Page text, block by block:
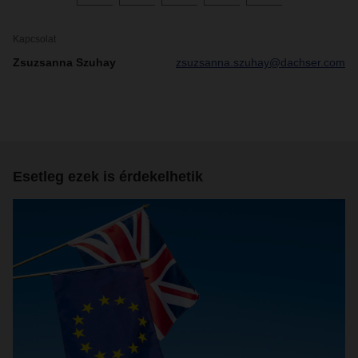
Kapcsolat
Zsuzsanna Szuhay zsuzsanna.szuhay@dachser.com
Esetleg ezek is érdekelhetik